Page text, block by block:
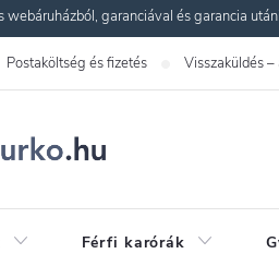
webáruházból, garanciával és garancia
Postaköltség és fizetés Visszaküldés –
Férfi karórák